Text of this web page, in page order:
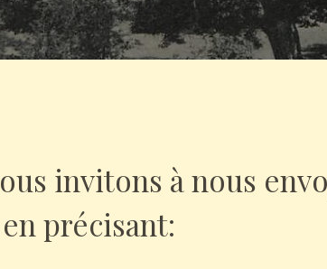
invitons à nous
en précisant: